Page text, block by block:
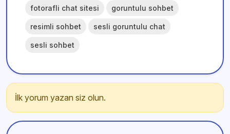
fotorafli chat sitesi goruntulu sohbet
resimli sohbet sesli goruntulu chat
sesli sohbet
İlk yorum yazan siz olun.